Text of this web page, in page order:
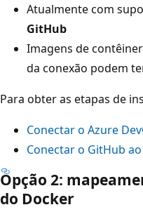
Atualmente com
GitHub
Imagens de
da conexão podem
Para obter as etapas de
Conectar o Azure
Conectar o GitHub
Opção 2:
do Docker